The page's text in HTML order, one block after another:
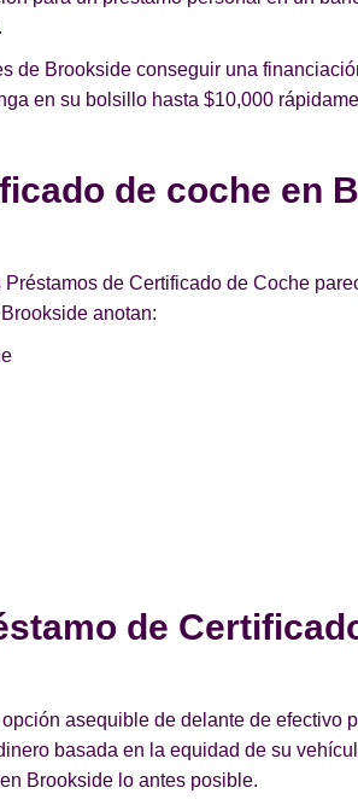
Brookside conseguir una
en su bolsillo hasta $10,000
de coche en
de Certificado de Coche
anotan:
de
asequible de delante de efectivo
basada en la equidad de su
Brookside lo antes posible.